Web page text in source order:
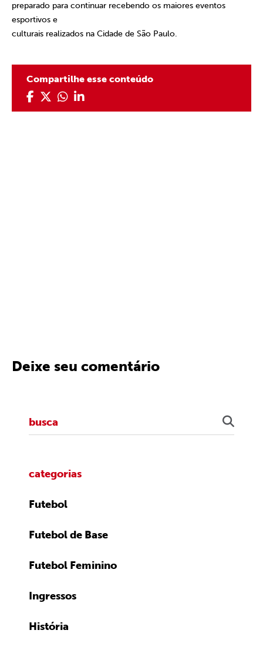
preparado para continuar recebendo os maiores eventos
esportivos e
culturais realizados na Cidade de São Paulo.
Compartilhe esse conteúdo
Deixe seu comentário
categorias
Futebol
Futebol de Base
Futebol Feminino
Ingressos
História